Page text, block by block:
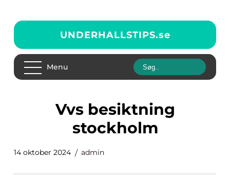
UNDERHALLSTIPS.se
Menu
vvs besiktning
stockholm
14 oktober 2024 admin